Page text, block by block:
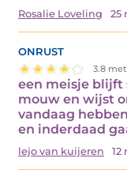
Rosalie Loveling 25
onrust
3.8
een meisje blijft
mouw en wijst
vandaag
en inderdaad
lejo van kuijeren 12